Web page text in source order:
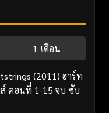
1 เดือน
(2011) ฮาร์ท
ตอนที่ 1-15 จบ ซับ